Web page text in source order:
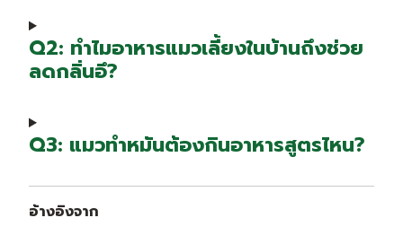
Q2: ทำไมอาหารแมวเลี้ยงในบ้านถึงช่วย
ลดกลิ่นอึ?
Q3: แมวทำหมันต้องกินอาหารสูตรไหน?
อ้างอิงจาก